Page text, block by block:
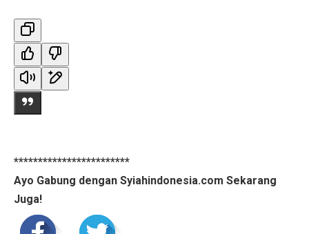
************************
Ayo Gabung dengan Syiahindonesia.com Sekarang
Juga!